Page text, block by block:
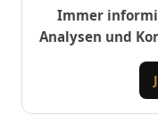
Immer
Analysen und